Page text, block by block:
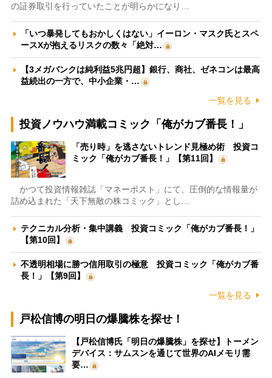
の証券取引を行っていたことが明らかになり…
「いつ暴発してもおかしくはない」イーロン・マスク氏とスペ
ースXが抱えるリスクの数々「絶対…
【3メガバンクは純利益5兆円超】銀行、商社、ゼネコンは最高
益続出の一方で、中小企業・…
一覧を見る
投資ノウハウ満載コミック「俺がカブ番長！」
「売り時」を逃さないトレンド見極め術 投資コ
ミック「俺がカブ番長！」【第11回】
かつて投資情報雑誌「マネーポスト」にて、圧倒的な情報量が
詰め込まれた「天下無敵の株コミック」とし…
テクニカル分析・集中講義 投資コミック「俺がカブ番長！」
【第10回】
不透明相場に勝つ信用取引の極意 投資コミック「俺がカブ番
長！」【第9回】
一覧を見る
戸松信博の明日の爆騰株を探せ！
【戸松信博氏「明日の爆騰株」を探せ】トーメン
デバイス：サムスンを通じて世界のAIメモリ需
要…